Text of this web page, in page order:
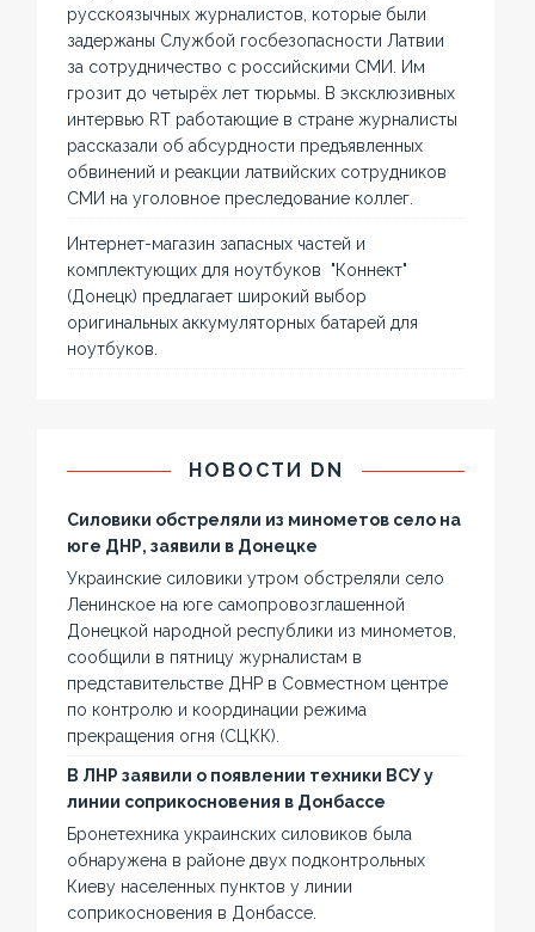
русскоязычных журналистов, которые были
задержаны Службой госбезопасности Латвии
за сотрудничество с российскими СМИ. Им
грозит до четырёх лет тюрьмы. В эксклюзивных
интервью RT работающие в стране журналисты
рассказали об абсурдности предъявленных
обвинений и реакции латвийских сотрудников
СМИ на уголовное преследование коллег.
Интернет-магазин запасных частей и
комплектующих для ноутбуков "Коннект"
(Донецк) предлагает широкий выбор
оригинальных аккумуляторных батарей для
ноутбуков.
НОВОСТИ DN
Силовики обстреляли из минометов село на
юге ДНР, заявили в Донецке
Украинские силовики утром обстреляли село
Ленинское на юге самопровозглашенной
Донецкой народной республики из минометов,
сообщили в пятницу журналистам в
представительстве ДНР в Совместном центре
по контролю и координации режима
прекращения огня (СЦКК).
В ЛНР заявили о появлении техники ВСУ у
линии соприкосновения в Донбассе
Бронетехника украинских силовиков была
обнаружена в районе двух подконтрольных
Киеву населенных пунктов у линии
соприкосновения в Донбассе.